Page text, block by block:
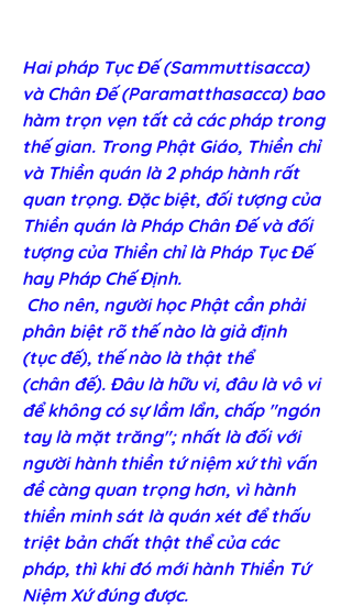
Hai pháp Tục Ðế (Sammuttisacca)
và Chân Ðế (Paramatthasacca) bao
hàm trọn vẹn tất cả các pháp trong
thế gian. Trong Phật Giáo, Thiền chỉ
và Thiền quán là 2 pháp hành rất
quan trọng. Đặc biệt, đối tượng của
Thiền quán là Pháp Chân Đế và đối
tượng của Thiền chỉ là Pháp Tục Đế
hay Pháp Chế Định.
Cho nên, người học Phật cần phải
phân biệt rõ thế nào là giả định
(tục đế), thế nào là thật thể
(chân đế). Ðâu là hữu vi, đâu là vô vi
để không có sự lầm lẩn, chấp "ngón
tay là mặt trăng"; nhất là đối với
người hành thiền tứ niệm xứ thì vấn
đề càng quan trọng hơn, vì hành
thiền minh sát là quán xét để thấu
triệt bản chất thật thể của các
pháp, thì khi đó mới hành Thiền Tứ
Niệm Xứ đúng được.